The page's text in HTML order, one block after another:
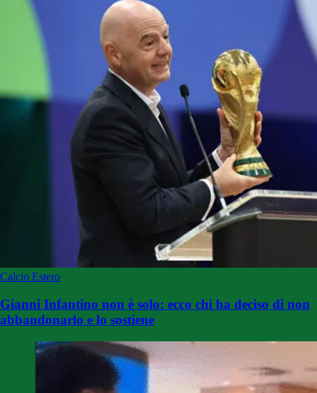
Calcio Estero
Gianni Infantino non è solo: ecco chi ha deciso di non
abbandonarlo e lo sostiene